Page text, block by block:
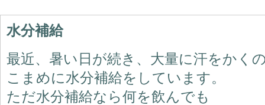
水分補給
最近、暑い日が続き、大量に汗をかく
こまめに水分補給をしています。
ただ水分補給なら何を飲んでも